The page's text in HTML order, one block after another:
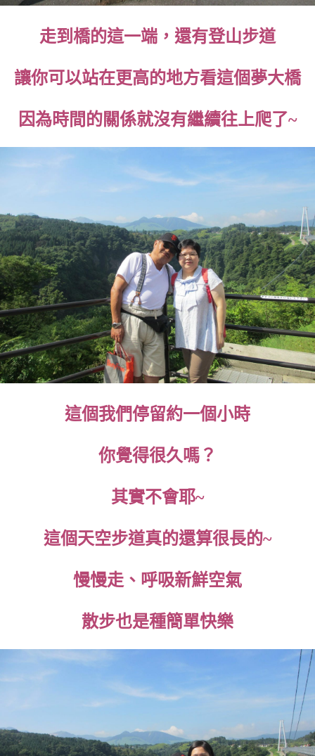
走到橋的這一端，還有登山步道
讓你可以站在更高的地方看這個夢大橋
因為時間的關係就沒有繼續往上爬了~
這個我們停留約一個小時
你覺得很久嗎？
其實不會耶~
這個天空步道真的還算很長的~
慢慢走、呼吸新鮮空氣
散步也是種簡單快樂